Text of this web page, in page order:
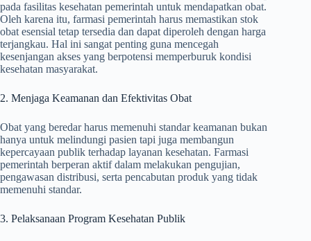
pada fasilitas kesehatan pemerintah untuk mendapatkan obat.
Oleh karena itu, farmasi pemerintah harus memastikan stok
obat esensial tetap tersedia dan dapat diperoleh dengan harga
terjangkau. Hal ini sangat penting guna mencegah
kesenjangan akses yang berpotensi memperburuk kondisi
kesehatan masyarakat.
2. Menjaga Keamanan dan Efektivitas Obat
Obat yang beredar harus memenuhi standar keamanan bukan
hanya untuk melindungi pasien tapi juga membangun
kepercayaan publik terhadap layanan kesehatan. Farmasi
pemerintah berperan aktif dalam melakukan pengujian,
pengawasan distribusi, serta pencabutan produk yang tidak
memenuhi standar.
3. Pelaksanaan Program Kesehatan Publik